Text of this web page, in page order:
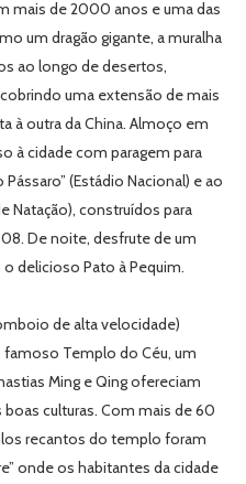
mais de 2000 anos e uma das
um dragão gigante, a muralha
ao longo de desertos,
uma extensão de mais
à outra da China. Almoço em
à cidade com paragem para
(Estádio Nacional) e ao
Natação), construídos para
De noite, desfrute de um
delicioso Pato à Pequim.
de alta velocidade)
Templo do Céu, um
Ming e Qing ofereciam
culturas. Com mais de 60
recantos do templo foram
onde os habitantes da cidade